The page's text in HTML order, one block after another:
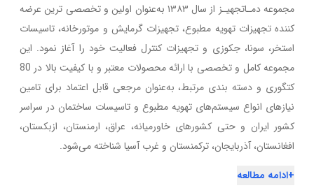
مجموعه دمـاتجهیـز از سال ۱۳۸۳ به‌عنوان اولین و تخصصی ترین عرضه
کننده تجهیزات تهویه مطبوع، تجهیزات گرمایش و موتورخانه، تاسیسات
استخر، سونا، جکوزی و تجهیزات کنترل فعالیت خود را آغاز نمود. این
مجموعه کامل و تخصصی با ارائه محصولات معتبر و با کیفیت بالا در 80
کتگوری و دسته بندی مرتبط، به‌عنوان مرجعی قابل اعتماد برای تامین
نیازهای انواع سیستم‌های تهویه مطبوع و تاسیسات ساختمان در سراسر
کشور ایران و حتی کشورهای خاورمیانه، عراق، ارمنستان، ازبکستان،
افغانستان، آذربایجان، ترکمنستان و غرب آسیا شناخته می‌شود.
+ادامه مطالعه